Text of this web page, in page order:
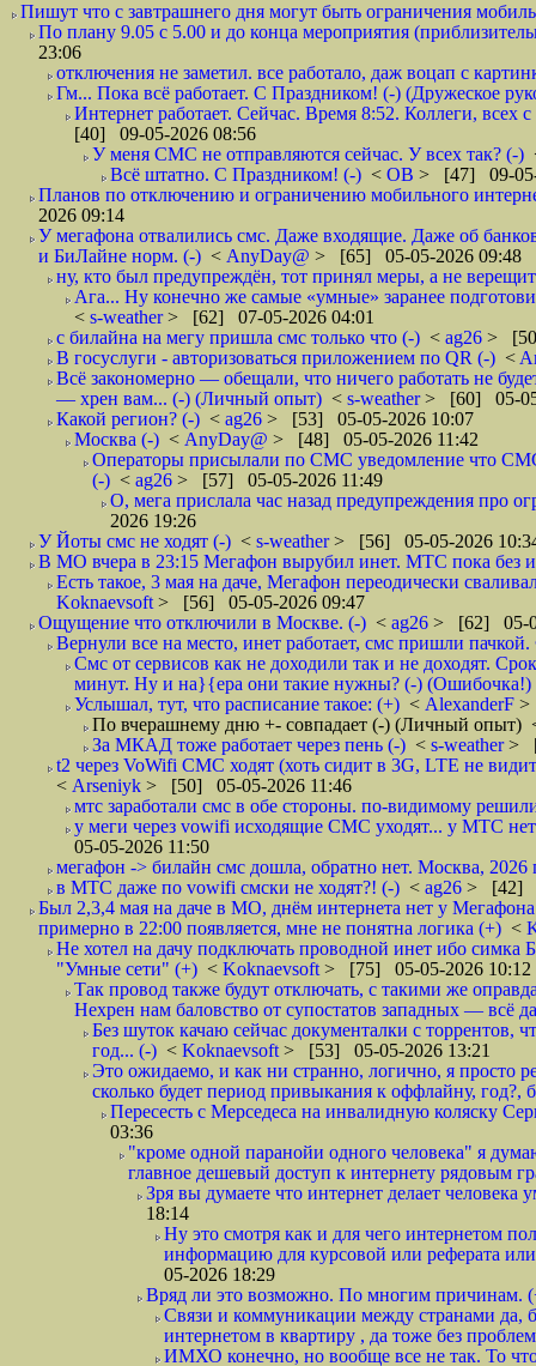
Пишут что с завтрашнего дня могут быть ограничения
По плану 9.05 с 5.00 и до конца мероприятия
23:06
отключения не заметил. все работало, даж воцап с
Гм... Пока всё работает. С Праздником! (-) (Дружеское
Интернет работает. Сейчас. Время 8:52. Коллеги,
[40] 09-05-2026 08:56
У меня СМС не отправляются сейчас. У всех так? (-)
Всё штатно. С Праздником! (-) < ОВ > [47] 09-05-
Планов по отключению и ограничению мобильного
2026 09:14
У мегафона отвалились смс. Даже входящие. Даже об
и БиЛайне норм. (-) < AnyDay@ > [65] 05-05-2026 09:48
ну, кто был предупреждён, тот принял меры, а не
Ага... Ну конечно же самые «умные» заранее
< s-weather> [62] 07-05-2026 04:01
с билайна на мегу пришла смс только что (-) < ag26 >
В госуслуги - авторизоваться приложением по QR (-) <
Всё закономерно — обещали, что ничего работать не
— хрен вам... (-) (Личный опыт) < s-weather> [60] 05-
Какой регион? (-) < ag26 > [53] 05-05-2026 10:07
Москва (-) < AnyDay@ > [48] 05-05-2026 11:42
Операторы присылали по СМС уведомление что
(-) < ag26 > [57] 05-05-2026 11:49
О, мега прислала час назад предупреждения про
2026 19:26
У Йоты смс не ходят (-) < s-weather> [56] 05-05-2026
В МО вчера в 23:15 Мегафон вырубил инет. МТС пока без
Есть такое, 3 мая на даче, Мегафон переодически
Koknaevsoft > [56] 05-05-2026 09:47
Ощущение что отключили в Москве. (-) < ag26 > [62] 05-
Вернули все на место, инет работает, смс пришли
Смс от сервисов как не доходили так и не доходят.
минут. Ну и на}{ера они такие нужны? (-) (Ошибочка!)
Услышал, тут, что расписание такое: (+) < AlexanderF >
По вчерашнему дню +- совпадает (-) (Личный опыт)
За МКАД тоже работает через пень (-) < s-weather>
t2 через VoWifi СМС ходят (хоть сидит в 3G, LTE не
< Arseniyk > [50] 05-05-2026 11:46
мтс заработали смс в обе стороны. по-видимому
у меги через vowifi исходящие СМС уходят... у МТС
05-05-2026 11:50
мегафон -> билайн смс дошла, обратно нет. Москва, 2026
в МТС даже по vowifi смски не ходят?! (-) < ag26 > [42]
Был 2,3,4 мая на даче в МО, днём интернета нет у
примерно в 22:00 появляется, мне не понятна логика (+) <
Не хотел на дачу подключать проводной инет ибо симка
"Умные сети" (+) < Koknaevsoft > [75] 05-05-2026 10:12
Так провод также будут отключать, с такими же
Нехрен нам баловство от супостатов западных — всё
Без шуток качаю сейчас документалки с торрентов,
год... (-) < Koknaevsoft > [53] 05-05-2026 13:21
Это ожидаемо, и как ни странно, логично, я просто
сколько будет период привыкания к оффлайну, год?,
Пересесть с Мерседеса на инвалидную коляску
03:36
"кроме одной паранойи одного человека" я
главное дешевый доступ к интернету рядовым
Зря вы думаете что интернет делает
18:14
Ну это смотря как и для чего интернетом
информацию для курсовой или реферата
05-2026 18:29
Вряд ли это возможно. По многим причинам.
Связи и коммуникации между странами да,
интернетом в квартиру , да тоже без
ИМХО конечно, но вообще все не так. То